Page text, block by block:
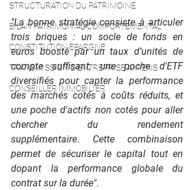
STRUCTURATION DU PATRIMOINE
BILAN PATRIMONIAL COMPORTEMENTAL
CONSTITUTION EPARGNE
TRANSMISSION D'ENTREPRISE AMIENS
CONSEILLER IMMOBILIER
"La bonne stratégie consiste à articuler
trois briques : un socle de fonds en
euros boosté par un taux d’unités de
compte suffisant, une poche d'ETF
diversifiés pour capter la performance
des marchés cotés à coûts réduits, et
une poche d'actifs non cotés pour aller
chercher du rendement
supplémentaire. Cette combinaison
permet de sécuriser le capital tout en
dopant la performance globale du
contrat sur la durée".